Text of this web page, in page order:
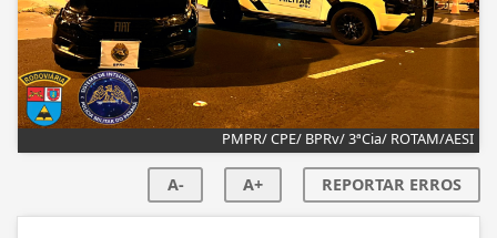
PMPR/ CPE/ BPRv/ 3ªCia/ ROTAM/AESI
A- A+ REPORTAR ERROS